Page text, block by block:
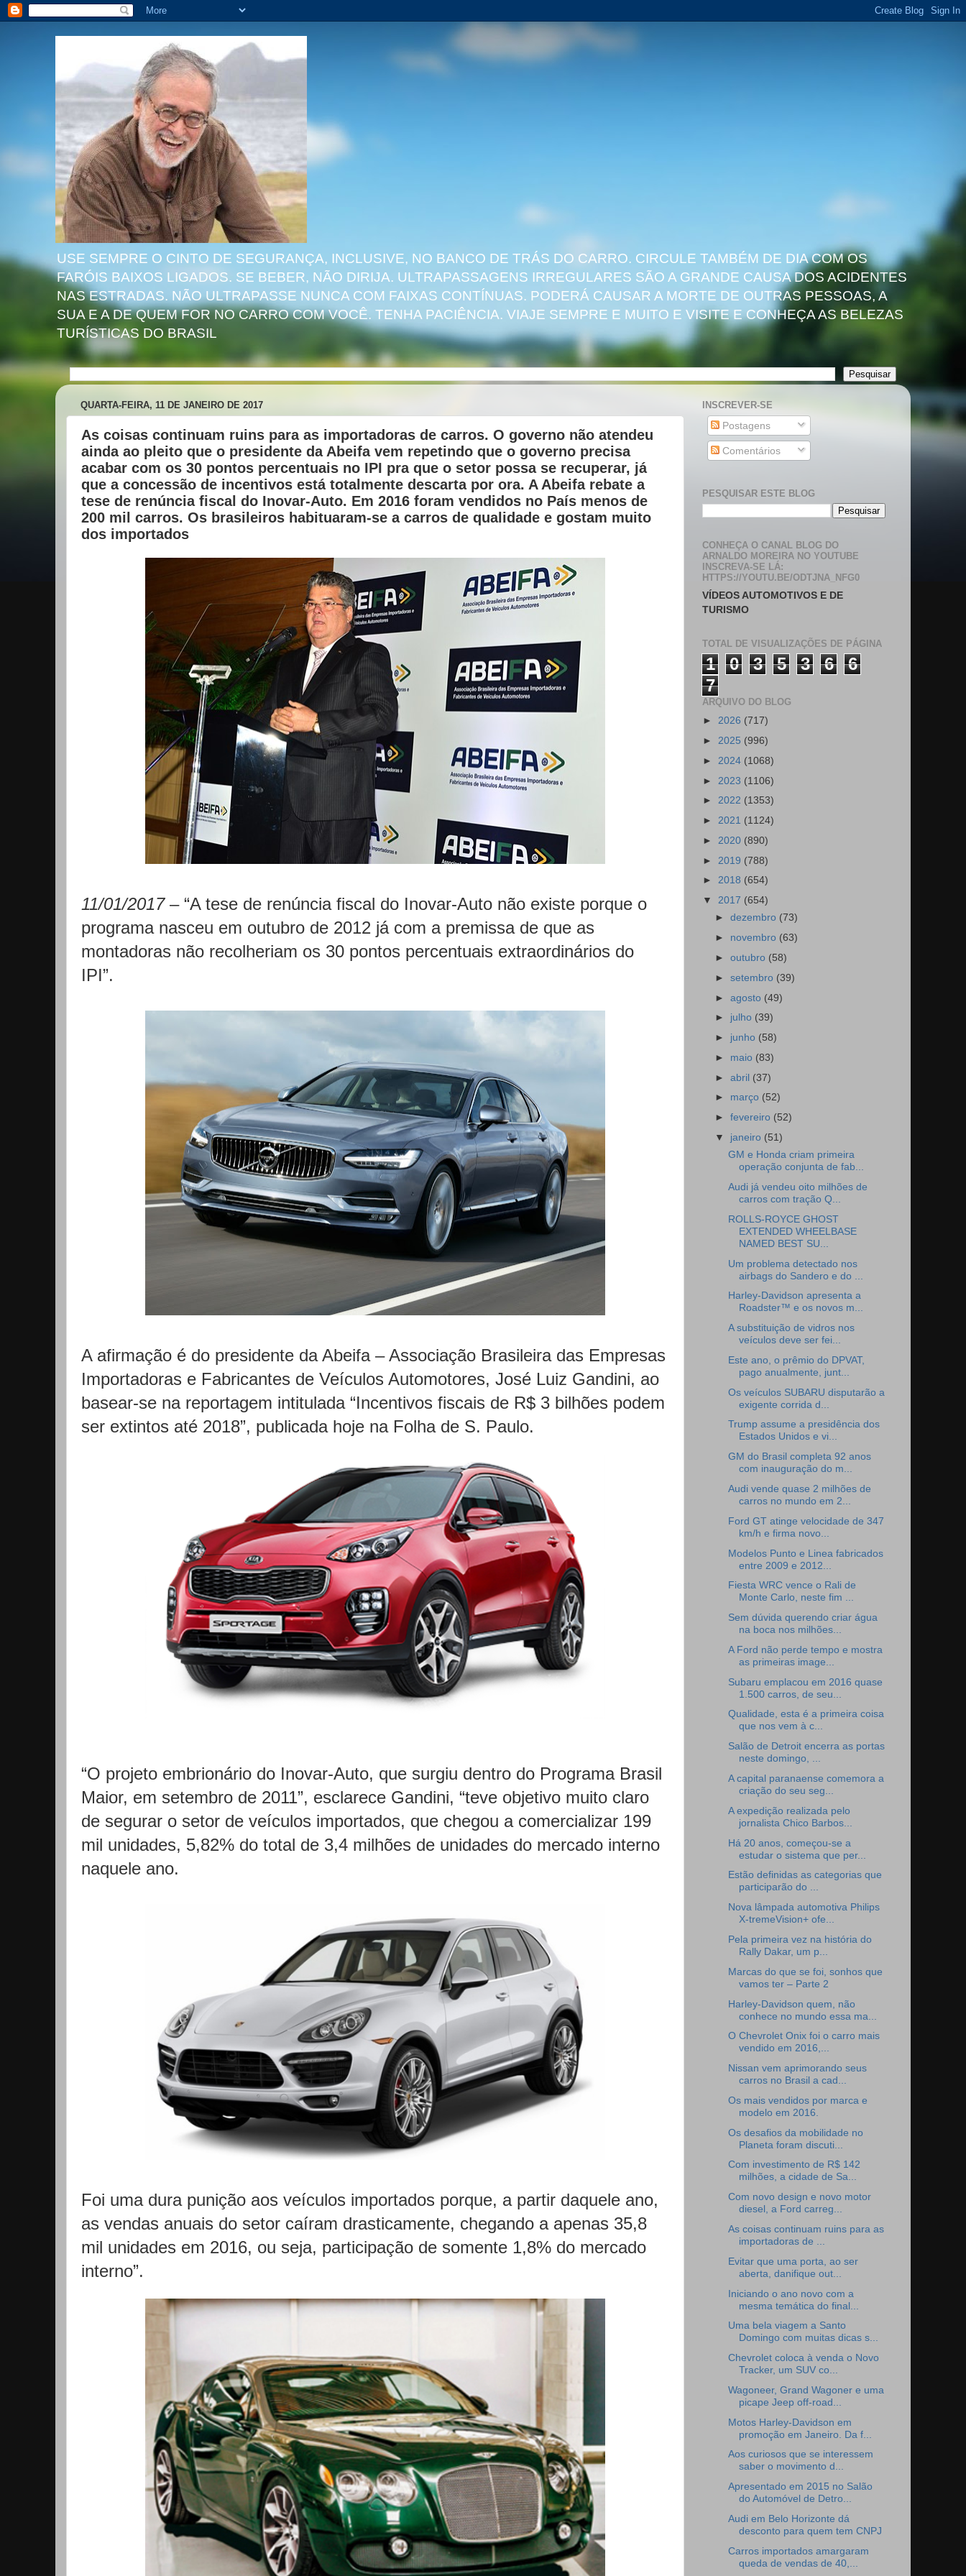
USE SEMPRE O CINTO DE SEGURANÇA, INCLUSIVE, NO BANCO DE TRÁS DO CARRO. CIRCULE TAMBÉM DE DIA COM OS
FARÓIS BAIXOS LIGADOS. SE BEBER, NÃO DIRIJA. ULTRAPASSAGENS IRREGULARES SÃO A GRANDE CAUSA DOS ACIDENTES
NAS ESTRADAS. NÃO ULTRAPASSE NUNCA COM FAIXAS CONTÍNUAS. PODERÁ CAUSAR A MORTE DE OUTRAS PESSOAS, A
SUA E A DE QUEM FOR NO CARRO COM VOCÊ. TENHA PACIÊNCIA. VIAJE SEMPRE E MUITO E VISITE E CONHEÇA AS BELEZAS
TURÍSTICAS DO BRASIL
QUARTA-FEIRA, 11 DE JANEIRO DE 2017
As coisas continuam ruins para as importadoras de carros. O governo não atendeu
ainda ao pleito que o presidente da Abeifa vem repetindo que o governo precisa
acabar com os 30 pontos percentuais no IPI pra que o setor possa se recuperar, já
que a concessão de incentivos está totalmente descarta por ora. A Abeifa rebate a
tese de renúncia fiscal do Inovar-Auto. Em 2016 foram vendidos no País menos de
200 mil carros. Os brasileiros habituaram-se a carros de qualidade e gostam muito
dos importados
11/01/2017– “A tese de renúncia fiscal do Inovar-Auto não existe porque o
programa nasceu em outubro de 2012 já com a premissa de que as
montadoras não recolheriam os 30 pontos percentuais extraordinários do
IPI”.
A afirmação é do presidente da Abeifa – Associação Brasileira das Empresas
Importadoras e Fabricantes de Veículos Automotores, José Luiz Gandini, ao
basear-se na reportagem intitulada “Incentivos fiscais de R$ 3 bilhões podem
ser extintos até 2018”, publicada hoje na Folha de S. Paulo.
“O projeto embrionário do Inovar-Auto, que surgiu dentro do Programa Brasil
Maior, em setembro de 2011”, esclarece Gandini, “teve objetivo muito claro
de segurar o setor de veículos importados, que chegou a comercializar 199
mil unidades, 5,82% do total de 3,4 milhões de unidades do mercado interno
naquele ano.
Foi uma dura punição aos veículos importados porque, a partir daquele ano,
as vendas anuais do setor caíram drasticamente, chegando a apenas 35,8
mil unidades em 2016, ou seja, participação de somente 1,8% do mercado
interno”.
INSCREVER-SE
Postagens
Comentários
PESQUISAR ESTE BLOG
CONHEÇA O CANAL BLOG DO
ARNALDO MOREIRA NO YOUTUBE
INSCREVA-SE LÁ:
HTTPS://YOUTU.BE/ODTJNA_NFG0
VÍDEOS AUTOMOTIVOS E DE
TURISMO
TOTAL DE VISUALIZAÇÕES DE PÁGINA
1 0 3 5 3 6
6
7
ARQUIVO DO BLOG
► 2026 (717)
► 2025 (996)
► 2024 (1068)
► 2023 (1106)
► 2022 (1353)
► 2021 (1124)
► 2020 (890)
► 2019 (788)
► 2018 (654)
▼ 2017 (654)
►dezembro (73)
► novembro (63)
►outubro (58)
►setembro (39)
►agosto (49)
► julho (39)
► junho (58)
► maio (83)
►abril (37)
► março (52)
►fevereiro (52)
▼ janeiro (51)
GM e Honda criam primeira
operação conjunta de fab...
Audi já vendeu oito milhões de
carros com tração Q...
ROLLS-ROYCE GHOST
EXTENDED WHEELBASE
NAMED BEST SU...
Um problema detectado nos
airbags do Sandero e do ...
Harley-Davidson apresenta a
Roadster™ e os novos m...
A substituição de vidros nos
veículos deve ser fei...
Este ano, o prêmio do DPVAT,
pago anualmente, junt...
Os veículos SUBARU disputarão a
exigente corrida d...
Trump assume a presidência dos
Estados Unidos e vi...
GM do Brasil completa 92 anos
com inauguração do m...
Audi vende quase 2 milhões de
carros no mundo em 2...
Ford GT atinge velocidade de 347
km/h e firma novo...
Modelos Punto e Linea fabricados
entre 2009 e 2012...
Fiesta WRC vence o Rali de
Monte Carlo, neste fim ...
Sem dúvida querendo criar água
na boca nos milhões...
A Ford não perde tempo e mostra
as primeiras image...
Subaru emplacou em 2016 quase
1.500 carros, de seu...
Qualidade, esta é a primeira coisa
que nos vem à c...
Salão de Detroit encerra as portas
neste domingo, ...
A capital paranaense comemora a
criação do seu seg...
A expedição realizada pelo
jornalista Chico Barbos...
Há 20 anos, começou-se a
estudar o sistema que per...
Estão definidas as categorias que
participarão do ...
Nova lâmpada automotiva Philips
X-tremeVision+ ofe...
Pela primeira vez na história do
Rally Dakar, um p...
Marcas do que se foi, sonhos que
vamos ter – Parte 2
Harley-Davidson quem, não
conhece no mundo essa ma...
O Chevrolet Onix foi o carro mais
vendido em 2016,...
Nissan vem aprimorando seus
carros no Brasil a cad...
Os mais vendidos por marca e
modelo em 2016.
Os desafios da mobilidade no
Planeta foram discuti...
Com investimento de R$ 142
milhões, a cidade de Sa...
Com novo design e novo motor
diesel, a Ford carreg...
As coisas continuam ruins para as
importadoras de ...
Evitar que uma porta, ao ser
aberta, danifique out...
Iniciando o ano novo com a
mesma temática do final...
Uma bela viagem a Santo
Domingo com muitas dicas s...
Chevrolet coloca à venda o Novo
Tracker, um SUV co...
Wagoneer, Grand Wagoner e uma
picape Jeep off-road...
Motos Harley-Davidson em
promoção em Janeiro. Da f...
Aos curiosos que se interessem
saber o movimento d...
Apresentado em 2015 no Salão
do Automóvel de Detro...
Audi em Belo Horizonte dá
desconto para quem tem CNPJ
Carros importados amargaram
queda de vendas de 40,...